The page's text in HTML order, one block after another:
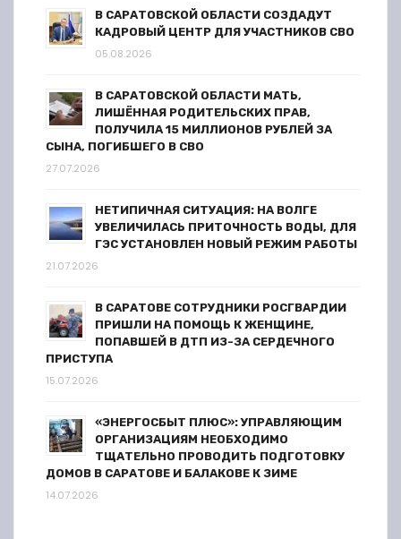
В САРАТОВСКОЙ ОБЛАСТИ СОЗДАДУТ
КАДРОВЫЙ ЦЕНТР ДЛЯ УЧАСТНИКОВ СВО
05.08.2026
В САРАТОВСКОЙ ОБЛАСТИ МАТЬ,
ЛИШЁННАЯ РОДИТЕЛЬСКИХ ПРАВ,
ПОЛУЧИЛА 15 МИЛЛИОНОВ РУБЛЕЙ ЗА
СЫНА, ПОГИБШЕГО В СВО
27.07.2026
НЕТИПИЧНАЯ СИТУАЦИЯ: НА ВОЛГЕ
УВЕЛИЧИЛАСЬ ПРИТОЧНОСТЬ ВОДЫ, ДЛЯ
ГЭС УСТАНОВЛЕН НОВЫЙ РЕЖИМ РАБОТЫ
21.07.2026
В САРАТОВЕ СОТРУДНИКИ РОСГВАРДИИ
ПРИШЛИ НА ПОМОЩЬ К ЖЕНЩИНЕ,
ПОПАВШЕЙ В ДТП ИЗ-ЗА СЕРДЕЧНОГО
ПРИСТУПА
15.07.2026
«ЭНЕРГОСБЫТ ПЛЮС»: УПРАВЛЯЮЩИМ
ОРГАНИЗАЦИЯМ НЕОБХОДИМО
ТЩАТЕЛЬНО ПРОВОДИТЬ ПОДГОТОВКУ
ДОМОВ В САРАТОВЕ И БАЛАКОВЕ К ЗИМЕ
14.07.2026